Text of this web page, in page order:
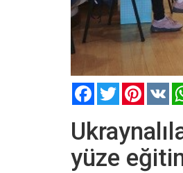
FacebookTwitter VK
yüze